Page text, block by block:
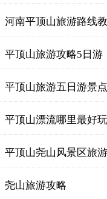
河南平顶山旅游路线
平顶山旅游攻略5日游
平顶山旅游五日游景点
平顶山漂流哪里最好玩
平顶山尧山风景区旅
尧山旅游攻略